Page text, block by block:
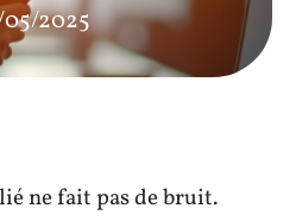
2025
ne fait pas de bruit.